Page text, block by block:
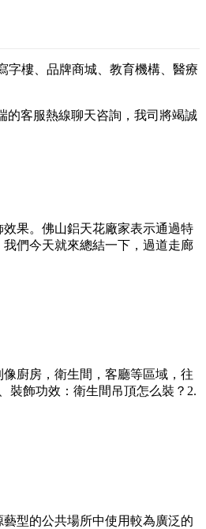
字樓、品牌商城、教育機構、醫療
的客服熱線聊天咨詢，我司將竭誠
果。佛山鋁天花廠家表示通過特
們今天就來總結一下，過道走廊
廚房，衛生間，客廳等區域，往
裝飾功效：衛生間吊頂怎么裝？2.
型的公共場所中使用較為廣泛的